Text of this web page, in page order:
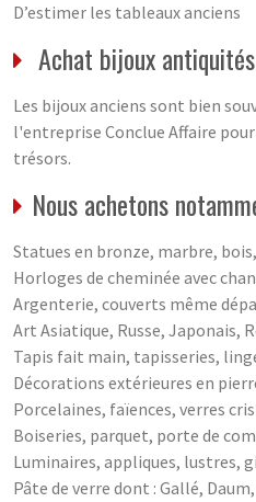
D’estimer les tableaux anciens
Achat bijoux
Les bijoux anciens sont bien
l'entreprise Conclue Affaire
trésors.
Nous achetons
Statues en bronze, marbre,
Horloges de cheminée avec
Argenterie, couverts même
Art Asiatique, Russe, Japonais,
Tapis fait main, tapisseries,
Décorations extérieures en
Porcelaines, faïences, verres
Boiseries, parquet, porte de
Luminaires, appliques, lustres,
Pâte de verre dont : Gallé,